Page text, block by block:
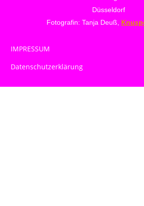
Düsseldorf
Fotografin: Tanja Deuß,
IMPRESSUM
Datenschutzerklärung